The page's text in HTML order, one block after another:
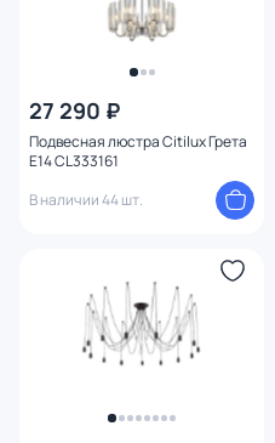
27 290 ₽
Подвесная люстра Citilux Грета
E14 CL333161
В наличии 44 шт.